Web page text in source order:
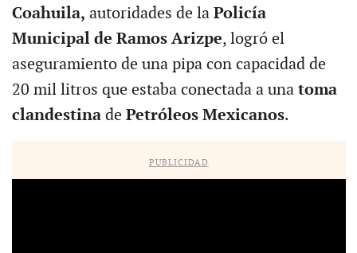
Coahuila, autoridades de la Policía
Municipal de Ramos Arizpe, logró el
aseguramiento de una pipa con capacidad de
20 mil litros que estaba conectada a una toma
clandestinade Petróleos Mexicanos.
PUBLICIDAD